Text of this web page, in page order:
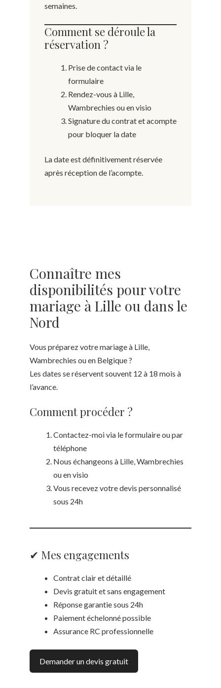
semaines.
Comment se déroule la
réservation ?
Prise de contact via le
formulaire
Rendez-vous à Lille,
Wambrechies ou en visio
Signature du contrat et acompte
pour bloquer la date
La date est définitivement réservée
après réception de l’acompte.
Connaître mes
disponibilités pour votre
mariage à Lille ou dans le
Nord
Vous préparez votre mariage à Lille,
Wambrechies ou en Belgique ?
Les dates se réservent souvent 12 à 18 mois à
l’avance.
Comment procéder ?
Contactez-moi via le formulaire ou par
téléphone
Nous échangeons à Lille, Wambrechies
ou en visio
Vous recevez votre devis personnalisé
sous 24h
✔ Mes engagements
Contrat clair et détaillé
Devis gratuit et sans engagement
Réponse garantie sous 24h
Paiement échelonné possible
Assurance RC professionnelle
Demander un devis gratuit